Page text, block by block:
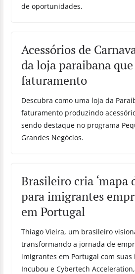
de oportunidades.
Acessórios de
da loja paraibana
faturamento
Descubra como uma loja da
faturamento produzindo
sendo destaque no programa
Grandes Negócios.
Brasileiro cria ‘mapa
para imigrantes
em Portugal
Thiago Vieira, um brasileiro
transformando a jornada de
imigrantes em Portugal com suas
Incubou e Cybertech